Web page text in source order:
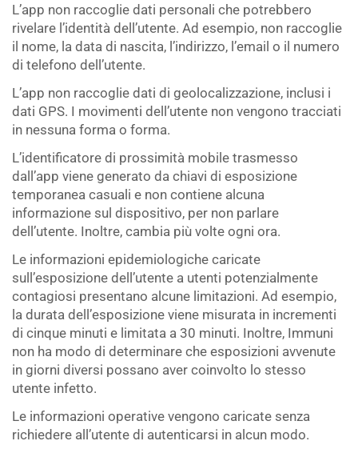
L’app non raccoglie dati personali che potrebbero
rivelare l’identità dell’utente. Ad esempio, non raccoglie
il nome, la data di nascita, l’indirizzo, l’email o il numero
di telefono dell’utente.
L’app non raccoglie dati di geolocalizzazione, inclusi i
dati GPS. I movimenti dell’utente non vengono tracciati
in nessuna forma o forma.
L’identificatore di prossimità mobile trasmesso
dall’app viene generato da chiavi di esposizione
temporanea casuali e non contiene alcuna
informazione sul dispositivo, per non parlare
dell’utente. Inoltre, cambia più volte ogni ora.
Le informazioni epidemiologiche caricate
sull’esposizione dell’utente a utenti potenzialmente
contagiosi presentano alcune limitazioni. Ad esempio,
la durata dell’esposizione viene misurata in incrementi
di cinque minuti e limitata a 30 minuti. Inoltre, Immuni
non ha modo di determinare che esposizioni avvenute
in giorni diversi possano aver coinvolto lo stesso
utente infetto.
Le informazioni operative vengono caricate senza
richiedere all’utente di autenticarsi in alcun modo.